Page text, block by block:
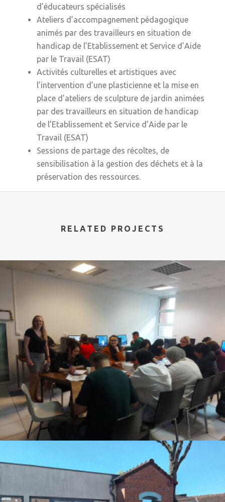
d’éducateurs spécialisés
Ateliers d’accompagnement pédagogique
animés par des travailleurs en situation de
handicap de l’Etablissement et Service d’Aide
par le Travail (ESAT)
Activités culturelles et artistiques avec
l’intervention d’une plasticienne et la mise en
place d’ateliers de sculpture de jardin animées
par des travailleurs en situation de handicap
de l’Etablissement et Service d’Aide par le
Travail (ESAT)
Sessions de partage des récoltes, de
sensibilisation à la gestion des déchets et à la
préservation des ressources.
RELATED PROJECTS